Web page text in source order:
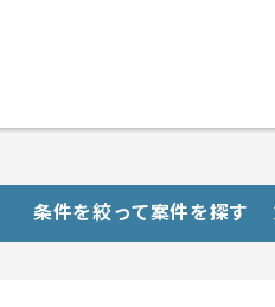
条件を絞って案件を探す